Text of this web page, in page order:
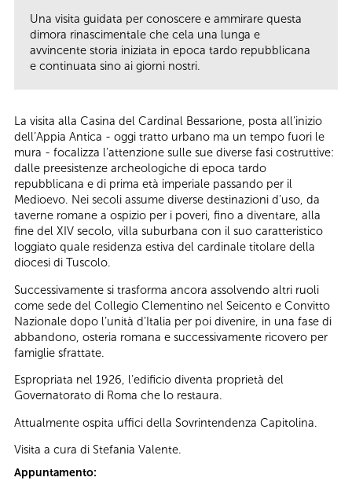
Una visita guidata per conoscere e ammirare questa
dimora rinascimentale che cela una lunga e
avvincente storia iniziata in epoca tardo repubblicana
e continuata sino ai giorni nostri.
La visita alla Casina del Cardinal Bessarione, posta all’inizio
dell’Appia Antica - oggi tratto urbano ma un tempo fuori le
mura - focalizza l’attenzione sulle sue diverse fasi costruttive:
dalle preesistenze archeologiche di epoca tardo
repubblicana e di prima età imperiale passando per il
Medioevo. Nei secoli assume diverse destinazioni d’uso, da
taverne romane a ospizio per i poveri, fino a diventare, alla
fine del XIV secolo, villa suburbana con il suo caratteristico
loggiato quale residenza estiva del cardinale titolare della
diocesi di Tuscolo.
Successivamente si trasforma ancora assolvendo altri ruoli
come sede del Collegio Clementino nel Seicento e Convitto
Nazionale dopo l’unità d’Italia per poi divenire, in una fase di
abbandono, osteria romana e successivamente ricovero per
famiglie sfrattate.
Espropriata nel 1926, l’edificio diventa proprietà del
Governatorato di Roma che lo restaura.
Attualmente ospita uffici della Sovrintendenza Capitolina.
Visita a cura di Stefania Valente.
Appuntamento: